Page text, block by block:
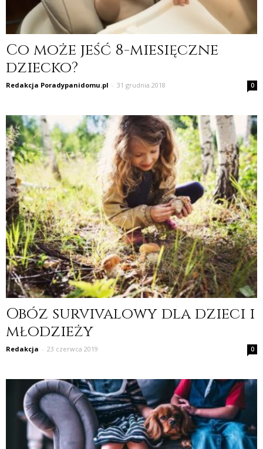
Co może jeść 8-miesięczne
dziecko?
Redakcja Poradypanidomu.pl - 31 grudnia 2018 0
Obóz survivalowy dla dzieci i
młodzieży
Redakcja - 23 czerwca 2019 0